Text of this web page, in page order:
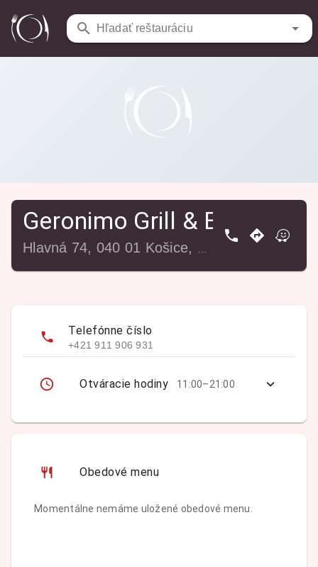
Hľadať reštauráciu
Reštaurácie / Geronimo Grill & Bar
Geronimo Grill & Bar
Telefónne číslo
+421 911 906 931
Otváracie hodiny 11:00–21:00
Obedové menu
Momentálne nemáme uložené obedové menu.